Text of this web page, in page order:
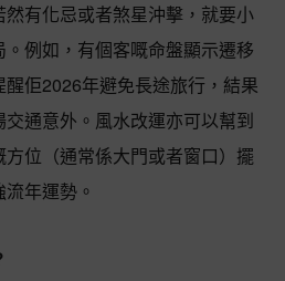
有化忌或者煞星沖擊，就要小
例如，有個客嘅命盤顯示遷移
佢2026年避免長途旅行，結果
通意外。風水改運亦可以幫到
位（通常係大門或者窗口）擺
年運勢。